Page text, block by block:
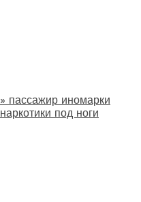
пассажир иномарки
под ноги